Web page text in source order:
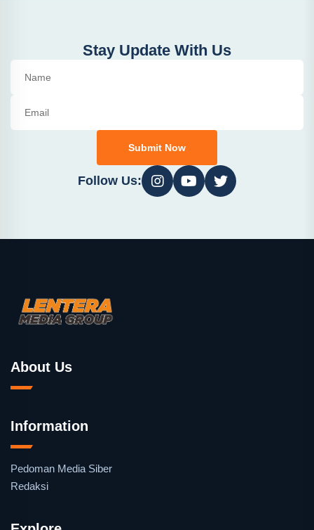
Stay Update With Us
Submit Now
Follow Us:
About Us
Information
Pedoman Media Siber
Redaksi